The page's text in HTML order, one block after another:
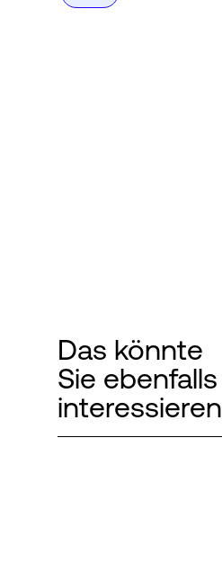
Das könnte
Sie ebenfalls
interessieren